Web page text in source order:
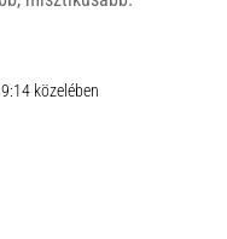
közelében